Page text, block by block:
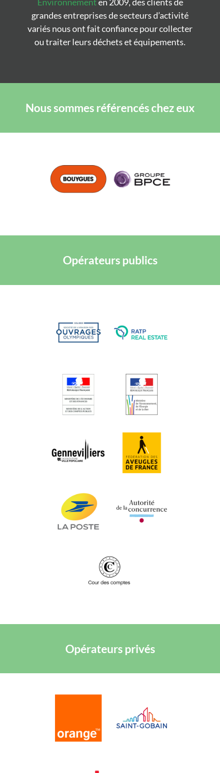
grandes entreprises de secteurs d’activité
variés nous ont fait confiance pour collecter
ou traiter leurs déchets et équipements.
Nous sommes référencés chez eux
Opérateurs publics
Opérateurs privés